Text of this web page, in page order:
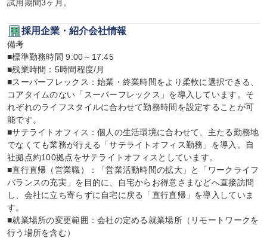
試用期間3ヶ月。
採用企業・紹介会社情報
備考
■標準勤務時間 9:00～17:45
■残業時間：5時間程度/月
■スーパーフレックス：始業・終業時間をより柔軟に選択できる、
コアタイムのない「スーパーフレックス」を導入しています。そ
れぞれのライフスタイルに合わせて勤務時間を設定することが可
能です。
■サテライトオフィス：個人の生活環境に合わせて、主たる勤務地
でなくても業務が行える「サテライトオフィス勤務」を導入。自
社拠点約100拠点をサテライトオフィスとしています。
■直行直帰（営業職）：「営業活動時間の拡大」と「ワークライフ
バランスの充実」を目的に、自宅からお得意さまなどへ直接訪問
し、会社に立ち寄らずに自宅に戻る「直行直帰」を導入していま
す。
■就業場所の変更範囲：会社の定める就業場所（リモートワークを
行う場所を含む）